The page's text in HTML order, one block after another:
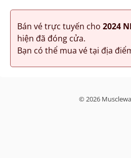
Bán vé trực tuyến cho 2024
hiện đã đóng cửa.
Bạn có thể mua vé tại địa
© 2026